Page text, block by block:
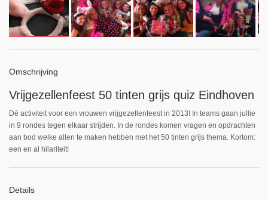
Omschrijving
Vrijgezellenfeest 50 tinten grijs quiz Eindhoven
Dé activiteit voor een vrouwen vrijgezellenfeest in 2013! In teams gaan jullie
in 9 rondes tegen elkaar strijden. In de rondes komen vragen en opdrachten
aan bod welke allen te maken hebben met het 50 tinten grijs thema. Kortom:
een en al hilariteit!
Details